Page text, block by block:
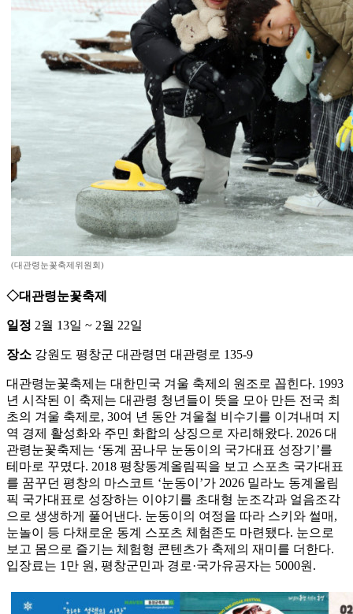
(대관령눈꽃축제위원회)
◇대관령눈꽃축제
일정 2월 13일 ~ 2월 22일
장소 강원도 평창군 대관령면 대관령로 135-9
대관령눈꽃축제는 대한민국 겨울 축제의 원조로 꼽힌다. 1993
년 시작된 이 축제는 대관령 청년들이 뜻을 모아 만든 전국 최
초의 겨울 축제로, 30여 년 동안 겨울철 비수기를 이겨내며 지
역 경제 활성화와 주민 화합의 상징으로 자리해왔다. 2026 대
관령눈꽃축제는 ‘동계 꿈나무 눈동이의 국가대표 성장기’를
테마로 꾸몄다. 2018 평창동계올림픽을 보고 스포츠 국가대표
를 꿈꾸던 평창의 마스코트 ‘눈동이’가 2026 밀라노 동계올림
픽 국가대표로 성장하는 이야기를 초대형 눈조각과 얼음조각
으로 생생하게 풀어낸다. 눈동이의 여정을 따라 스키와 썰매,
눈놀이 등 다채로운 동계 스포츠 체험존도 마련됐다. 눈으로
보고 몸으로 즐기는 체험형 콘텐츠가 축제의 재미를 더한다.
입장료는 1만 원, 평창군민과 경로·국가유공자는 5000원.